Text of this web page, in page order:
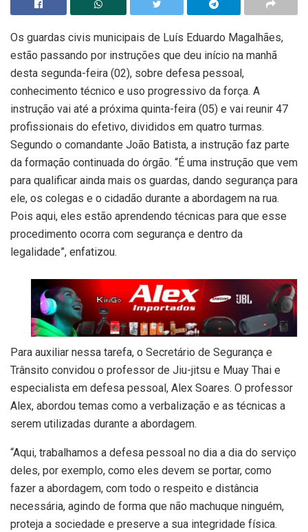
Os guardas civis municipais de Luís Eduardo Magalhães,
estão passando por instruções que deu início na manhã
desta segunda-feira (02), sobre defesa pessoal,
conhecimento técnico e uso progressivo da força. A
instrução vai até a próxima quinta-feira (05) e vai reunir 47
profissionais do efetivo, divididos em quatro turmas.
Segundo o comandante João Batista, a instrução faz parte
da formação continuada do órgão. “É uma instrução que vem
para qualificar ainda mais os guardas, dando segurança para
ele, os colegas e o cidadão durante a abordagem na rua.
Pois aqui, eles estão aprendendo técnicas para que esse
procedimento ocorra com segurança e dentro da
legalidade”, enfatizou.
Para auxiliar nessa tarefa, o Secretário de Segurança e
Trânsito convidou o professor de Jiu-jitsu e Muay Thai e
especialista em defesa pessoal, Alex Soares. O professor
Alex, abordou temas como a verbalização e as técnicas a
serem utilizadas durante a abordagem.
“Aqui, trabalhamos a defesa pessoal no dia a dia do serviço
deles, por exemplo, como eles devem se portar, como
fazer a abordagem, com todo o respeito e distância
necessária, agindo de forma que não machuque ninguém,
proteja a sociedade e preserve a sua integridade física.